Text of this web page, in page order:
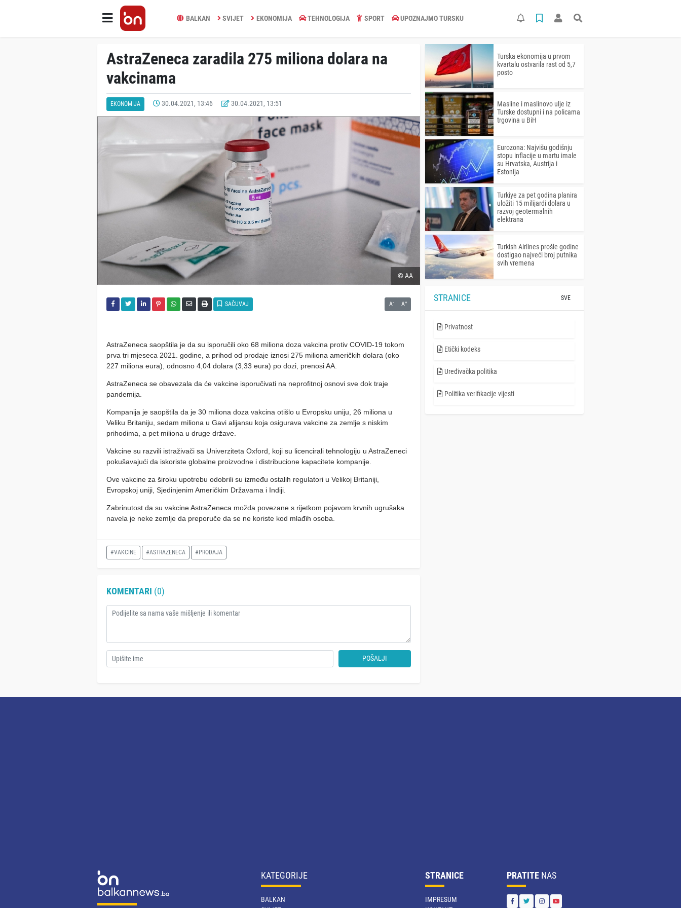
BALKAN SVIJET EKONOMIJA TEHNOLOGIJA SPORT UPOZNAJMO TURSKU
AstraZeneca zaradila 275 miliona dolara na
vakcinama
EKONOMIJA 30.04.2021, 13:46 30.04.2021, 13:51
© AA
SAČUVAJ A- A+
AstraZeneca saopštila je da su isporučili oko 68 miliona doza vakcina protiv COVID-19 tokom
prva tri mjeseca 2021. godine, a prihod od prodaje iznosi 275 miliona američkih dolara (oko
227 miliona eura), odnosno 4,04 dolara (3,33 eura) po dozi, prenosi AA.
AstraZeneca se obavezala da će vakcine isporučivati ​​na neprofitnoj osnovi sve dok traje
pandemija.
Kompanija je saopštila da je 30 miliona doza vakcina otišlo u Evropsku uniju, 26 miliona u
Veliku Britaniju, sedam miliona u Gavi alijansu koja osigurava vakcine za zemlje s niskim
prihodima, a pet miliona u druge države.
Vakcine su razvili istraživači sa Univerziteta Oxford, koji su licencirali tehnologiju u AstraZeneci
pokušavajući da iskoriste globalne proizvodne i distribucione kapacitete kompanije.
Ove vakcine za široku upotrebu odobrili su između ostalih regulatori u Velikoj Britaniji,
Evropskoj uniji, Sjedinjenim Američkim Državama i Indiji.
Zabrinutost da su vakcine AstraZeneca možda povezane s rijetkom pojavom krvnih ugrušaka
navela je neke zemlje da preporuče da se ne koriste kod mlađih osoba.
#VAKCINE #ASTRAZENECA #PRODAJA
KOMENTARI (0)
POŠALJI
Turska ekonomija u prvom
kvartalu ostvarila rast od 5,7
posto
Masline i maslinovo ulje iz
Turske dostupni i na policama
trgovina u BiH
Eurozona: Najvišu godišnju
stopu inflacije u martu imale
su Hrvatska, Austrija i
Estonija
Turkiye za pet godina planira
uložiti 15 milijardi dolara u
razvoj geotermalnih
elektrana
Turkish Airlines prošle godine
dostigao najveći broj putnika
svih vremena
STRANICE SVE
Privatnost
Etički kodeks
Uređivačka politika
Politika verifikacije vijesti
KATEGORIJE
BALKAN
STRANICE
IMPRESUM
PRATITE NAS